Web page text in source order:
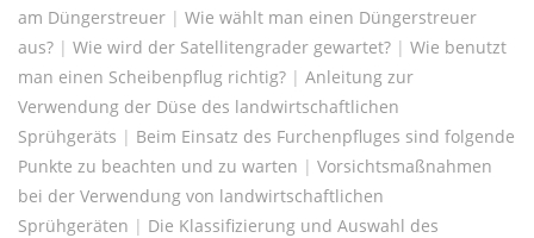
am Düngerstreuer | Wie wählt man einen Düngerstreuer
aus? | Wie wird der Satellitengrader gewartet? | Wie benutzt
man einen Scheibenpflug richtig? | Anleitung zur
Verwendung der Düse des landwirtschaftlichen
Sprühgeräts | Beim Einsatz des Furchenpfluges sind folgende
Punkte zu beachten und zu warten | Vorsichtsmaßnahmen
bei der Verwendung von landwirtschaftlichen
Sprühgeräten | Die Klassifizierung und Auswahl des